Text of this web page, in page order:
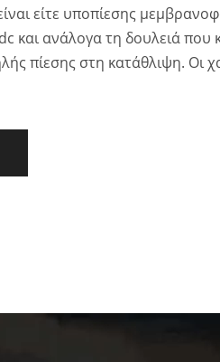
είτε υποπίεσης
και ανάλογα τη δουλειά που
πίεσης στη κατάθλιψη. Οι